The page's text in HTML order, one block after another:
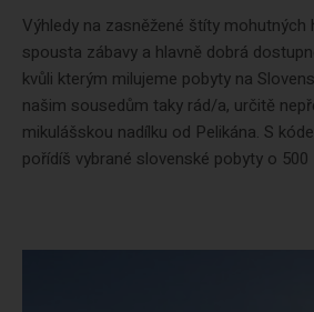
Výhledy na zasněžené štíty mohutných
spousta zábavy a hlavně dobrá
kvůli kterým milujeme pobyty na
našim sousedům taky rád/a, určitě
mikulášskou nadílku od Pelikána. S
pořídíš vybrané slovenské pobyty o 500